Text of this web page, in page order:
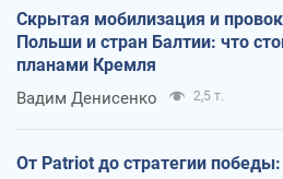
Скрытая мобилизация и
Польши и стран Балтии: что
планами Кремля
Вадим Денисенко 2,5 т.
От Patriot до стратегии